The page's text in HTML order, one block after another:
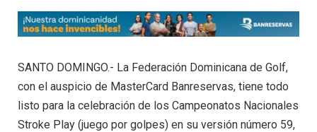
SANTO DOMINGO.- La Federación Dominicana de Golf,
con el auspicio de MasterCard Banreservas, tiene todo
listo para la celebración de los Campeonatos Nacionales
Stroke Play (juego por golpes) en su versión número 59,